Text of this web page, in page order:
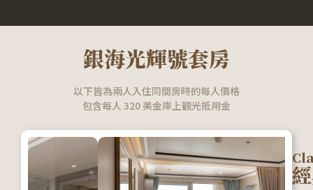
銀海光輝號套房
以下皆為兩人入住同間房時的每人價格
包含每人 320 美金岸上觀光抵用金